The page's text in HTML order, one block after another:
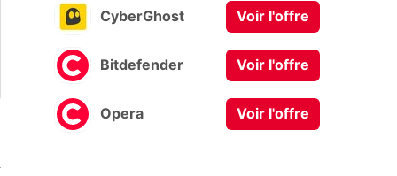
CyberGhost Voir l'offre
Bitdefender Voir l'offre
Opera Voir l'offre